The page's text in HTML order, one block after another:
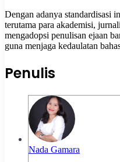
Dengan adanya standardisasi
terutama para akademisi,
mengadopsi penulisan ejaan
guna menjaga kedaulatan
Penulis
Nada Gamara